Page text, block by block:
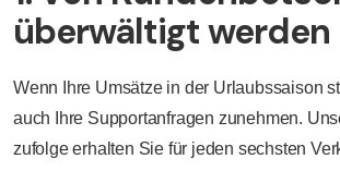
überwältigt werden
Wenn Ihre Umsätze in der Urlaubssaison
auch Ihre Supportanfragen zunehmen.
zufolge erhalten Sie für jeden sechsten